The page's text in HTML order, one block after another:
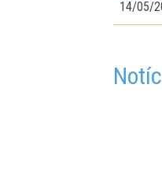
14/05/